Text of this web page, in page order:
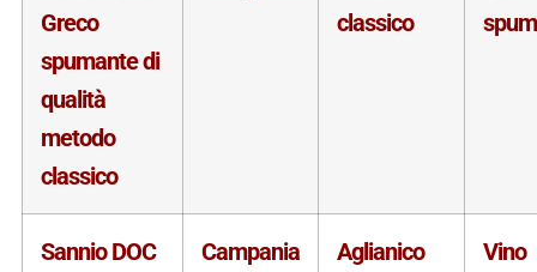
Greco
spumante di
qualità
metodo
classico
classico
Sannio DOC
Campania Aglianico
Vino